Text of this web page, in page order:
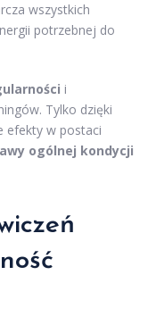
wszystkich
potrzebnej do
i
Tylko dzięki
efekty w postaci
ogólnej kondycji